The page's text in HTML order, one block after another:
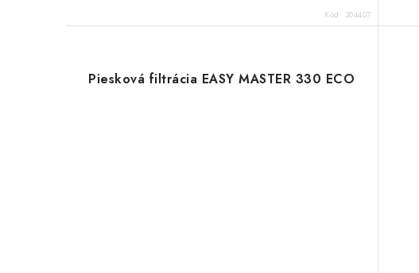
Kód: 304407
Piesková filtrácia EASY MASTER 330 ECO